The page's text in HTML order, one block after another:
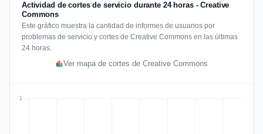
Actividad de cortes de servicio durante 24 horas - Creative
Commons
Este gráfico muestra la cantidad de informes de usuarios por
problemas de servicio y cortes de Creative Commons en las últimas
24 horas.
Ver mapa de cortes de Creative Commons